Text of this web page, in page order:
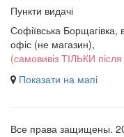
Пункти видачі
Софіївська
офіс (не магазин),
(самовивіз ТІЛЬКИ
Показати на мапі
Все права защищены.